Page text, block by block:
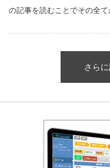
の記事を読むことでその全
さら